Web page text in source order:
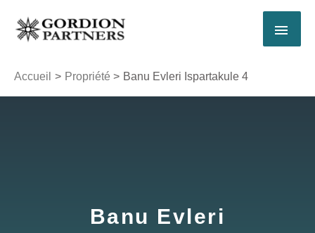
contenu
Accueil Propriété Banu Evleri Ispartakule 4
Banu Evleri